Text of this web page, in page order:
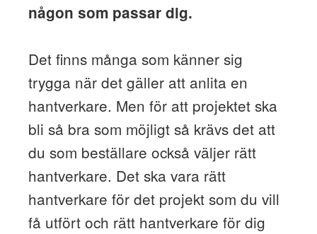
någon som passar dig.
Det finns många som känner sig
trygga när det gäller att anlita en
hantverkare. Men för att projektet ska
bli så bra som möjligt så krävs det att
du som beställare också väljer rätt
hantverkare. Det ska vara rätt
hantverkare för det projekt som du vill
få utfört och rätt hantverkare för dig